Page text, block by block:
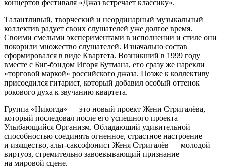
концертов фестиваля «Джаз встречает классику».
Талантливый, творческий и неординарный музыкальный
коллектив радует своих слушателей уже долгое время.
Своими смелыми экспериментами в исполнении и стиле они
покорили множество слушателей. Изначально состав
сформировался в виде Квартета. Возникший в 1999 году
вместе с Биг-бэндом Игоря Бутмана, его сразу же нарекли
«торговой маркой» российского джаза. Позже к коллективу
присоедился гитарист, который добавил особый оттенок
рокового духа к звучанию квартета.
Группа «Никогда» — это новый проект Жени Стригалёва,
который последовал после его успешного проекта
Улыбающийся Организм. Обладающий удивительной
способностью соединять огненное, страстное настроение
и изящество, альт-саксофонист Женя Стригалёв — молодой
виртуоз, стремительно завоевывающий признание
на мировой сцене.